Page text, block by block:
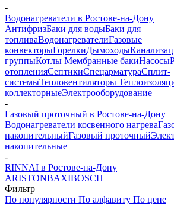
-
Водонагреватели в Ростове-на-Дону
АнтифризБаки для водыБаки для
топливаВодонагревателиГазовые
конвекторыГорелкиДымоходы
группыКотлы Мембранные бакиНасосы
отопленияСептикиСпецарматураСплит-
системыТепловентиляторы
коллекторныеЭлектрооборудование
-
Газовый проточный в Ростове-на-Дону
Водонагреватели косвенного нагрева
накопительныйГазовый проточный
накопительные
-
RINNAI в Ростове-на-Дону
ARISTONBAXIBOSCH
Фильтр
По популярности По алфавиту По цене